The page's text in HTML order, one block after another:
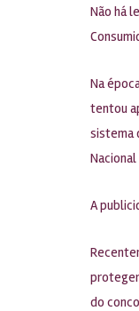
Não há
Na
tentou
sistema
A
proteger
do